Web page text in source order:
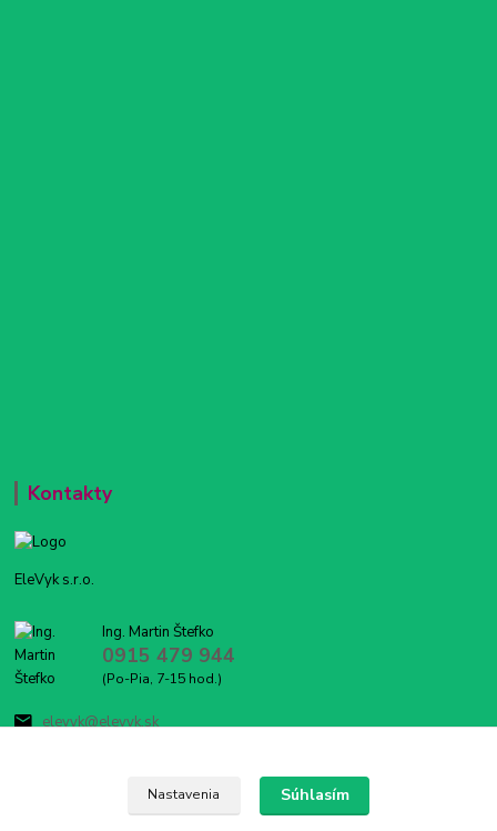
Kontakty
EleVyk s.r.o.
Ing. Martin Štefko
0915 479 944
(Po-Pia, 7-15 hod.)
elevyk@elevyk.sk
Nastavenia Súhlasím